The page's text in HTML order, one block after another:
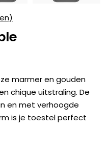
marmer en gouden
chique uitstraling. De
en met verhoogde
is je toestel perfect